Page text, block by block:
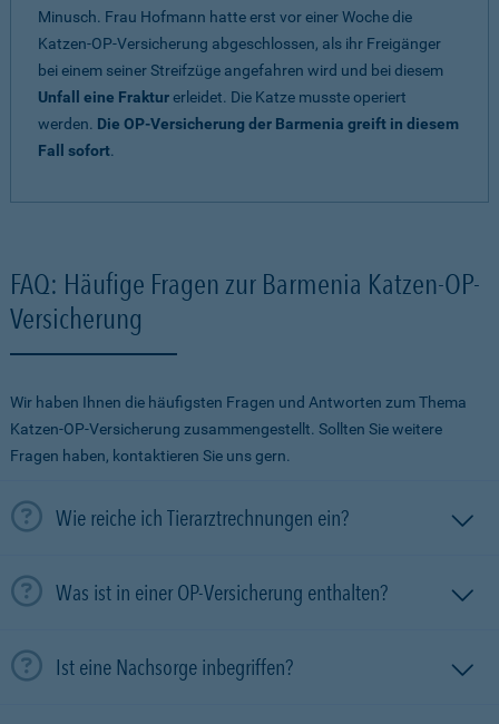
Minusch. Frau Hofmann hatte erst vor einer Woche die
Katzen-OP-Versicherung abgeschlossen, als ihr Freigänger
bei einem seiner Streifzüge angefahren wird und bei diesem
Unfall eine Frakturerleidet. Die Katze musste operiert
werden. Die OP-Versicherung der Barmenia greift in diesem
Fall sofort.
FAQ: Häufige Fragen zur Barmenia Katzen-OP-
Versicherung
Wir haben Ihnen die häufigsten Fragen und Antworten zum Thema
Katzen-OP-Versicherung zusammengestellt. Sollten Sie weitere
Fragen haben, kontaktieren Sie uns gern.
Wie reiche ich Tierarztrechnungen ein?
Was ist in einer OP-Versicherung enthalten?
Ist eine Nachsorge inbegriffen?